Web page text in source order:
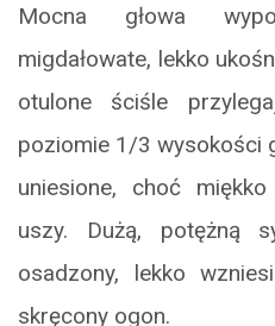
Mocna głowa
migdałowate, lekko
otulone ściśle
poziomie 1/3 wysokości
uniesione, choć
uszy. Dużą, potężną
osadzony, lekko
skręcony ogon.